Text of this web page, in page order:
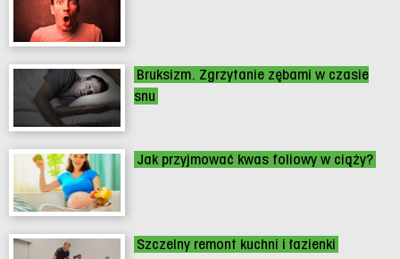
Bruksizm. Zgrzytanie zębami w czasie
snu
Jak przyjmować kwas foliowy w ciąży?
Szczelny remont kuchni i łazienki